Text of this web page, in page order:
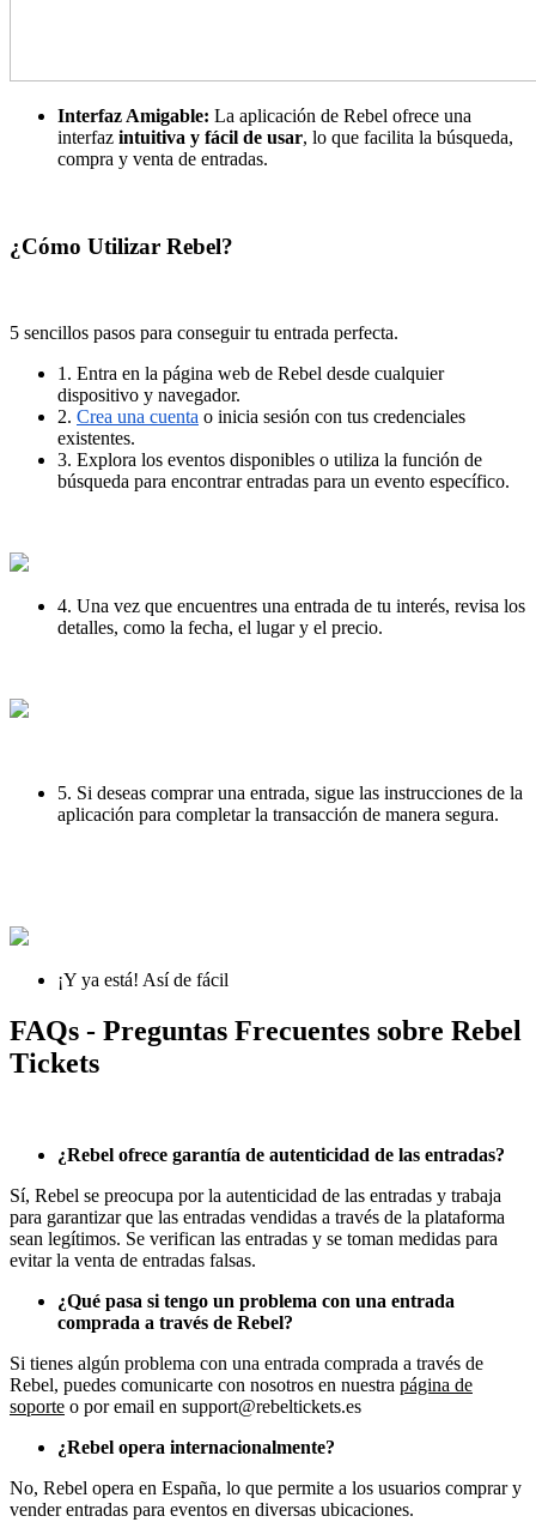
Interfaz Amigable: La aplicación de Rebel ofrece una
interfaz intuitiva y fácil de usar, lo que facilita la búsqueda,
compra y venta de entradas.
¿Cómo Utilizar Rebel?
5 sencillos pasos para conseguir tu entrada perfecta.
1. Entra en la página web de Rebel desde cualquier
dispositivo y navegador.
2. Crea una cuenta o inicia sesión con tus credenciales
existentes.
3. Explora los eventos disponibles o utiliza la función de
búsqueda para encontrar entradas para un evento específico.
4. Una vez que encuentres una entrada de tu interés, revisa los
detalles, como la fecha, el lugar y el precio.
5. Si deseas comprar una entrada, sigue las instrucciones de la
aplicación para completar la transacción de manera segura.
¡Y ya está! Así de fácil
FAQs - Preguntas Frecuentes sobre Rebel
Tickets
¿Rebel ofrece garantía de autenticidad de las entradas?
Sí, Rebel se preocupa por la autenticidad de las entradas y trabaja
para garantizar que las entradas vendidas a través de la plataforma
sean legítimos. Se verifican las entradas y se toman medidas para
evitar la venta de entradas falsas.
¿Qué pasa si tengo un problema con una entrada
comprada a través de Rebel?
Si tienes algún problema con una entrada comprada a través de
Rebel, puedes comunicarte con nosotros en nuestra página de
soporte o por email en support@rebeltickets.es
¿Rebel opera internacionalmente?
No, Rebel opera en España, lo que permite a los usuarios comprar y
vender entradas para eventos en diversas ubicaciones.